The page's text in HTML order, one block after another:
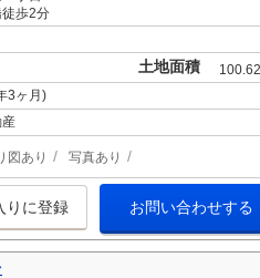
歩2分
土地面積
3ヶ月)
図あり 写真あり
りに登録 お問い合わせする